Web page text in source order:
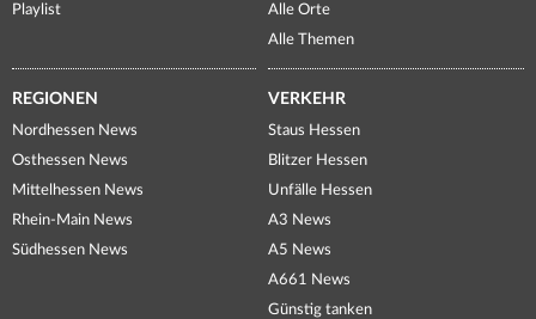
Playlist
Alle Orte
Alle Themen
REGIONEN
Nordhessen News
Osthessen News
Mittelhessen News
Rhein-Main News
Südhessen News
VERKEHR
Staus Hessen
Blitzer Hessen
Unfälle Hessen
A3 News
A5 News
A661 News
Günstig tanken